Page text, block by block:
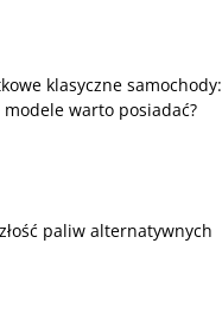
klasyczne samochody:
modele warto posiadać?
paliw alternatywnych